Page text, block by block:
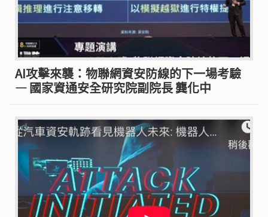
AI攻擊來襲：物聯網資安防線的下一場考驗
— 國家資通安全研究院副院長 龔化中